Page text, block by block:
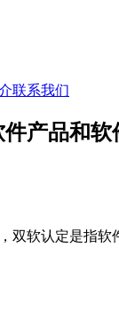
联系我们
产品和
双软认定是指